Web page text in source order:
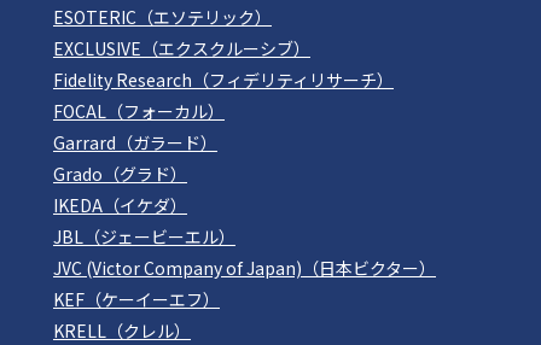
ESOTERIC（エソテリック）
EXCLUSIVE（エクスクルーシブ）
Fidelity Research（フィデリティリサーチ）
FOCAL（フォーカル）
Garrard（ガラード）
Grado（グラド）
IKEDA（イケダ）
JBL（ジェービーエル）
JVC (Victor Company of Japan)（日本ビクター）
KEF（ケーイーエフ）
KRELL（クレル）